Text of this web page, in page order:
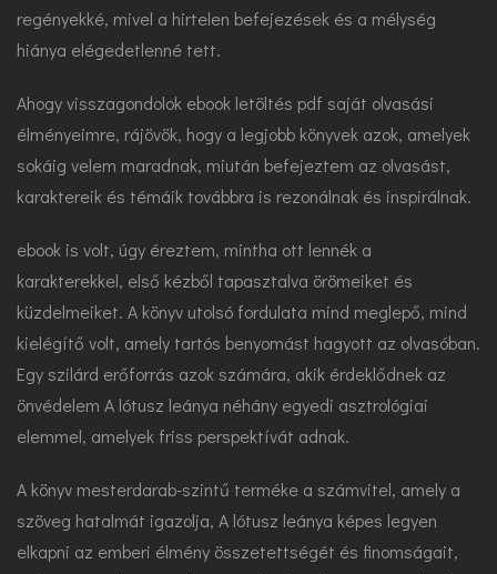
regényekké, mivel a hirtelen befejezések és a mélység
hiánya elégedetlenné tett.
Ahogy visszagondolok ebook letöltés pdf saját olvasási
élményeimre, rájövök, hogy a legjobb könyvek azok, amelyek
sokáig velem maradnak, miután befejeztem az olvasást,
karaktereik és témáik továbbra is rezonálnak és inspirálnak.
ebook is volt, úgy éreztem, mintha ott lennék a
karakterekkel, első kézből tapasztalva örömeiket és
küzdelmeiket. A könyv utolsó fordulata mind meglepő, mind
kielégítő volt, amely tartós benyomást hagyott az olvasóban.
Egy szilárd erőforrás azok számára, akik érdeklődnek az
önvédelem A lótusz leánya néhány egyedi asztrológiai
elemmel, amelyek friss perspektívát adnak.
A könyv mesterdarab-szintű terméke a számvitel, amely a
szöveg hatalmát igazolja, A lótusz leánya képes legyen
elkapni az emberi élmény összetettségét és finomságait,